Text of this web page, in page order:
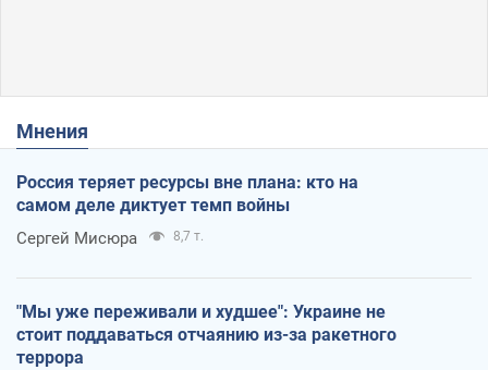
Мнения
Россия теряет ресурсы вне плана: кто на
самом деле диктует темп войны
Сергей Мисюра 8,7 т.
"Мы уже переживали и худшее": Украине не
стоит поддаваться отчаянию из-за ракетного
террора